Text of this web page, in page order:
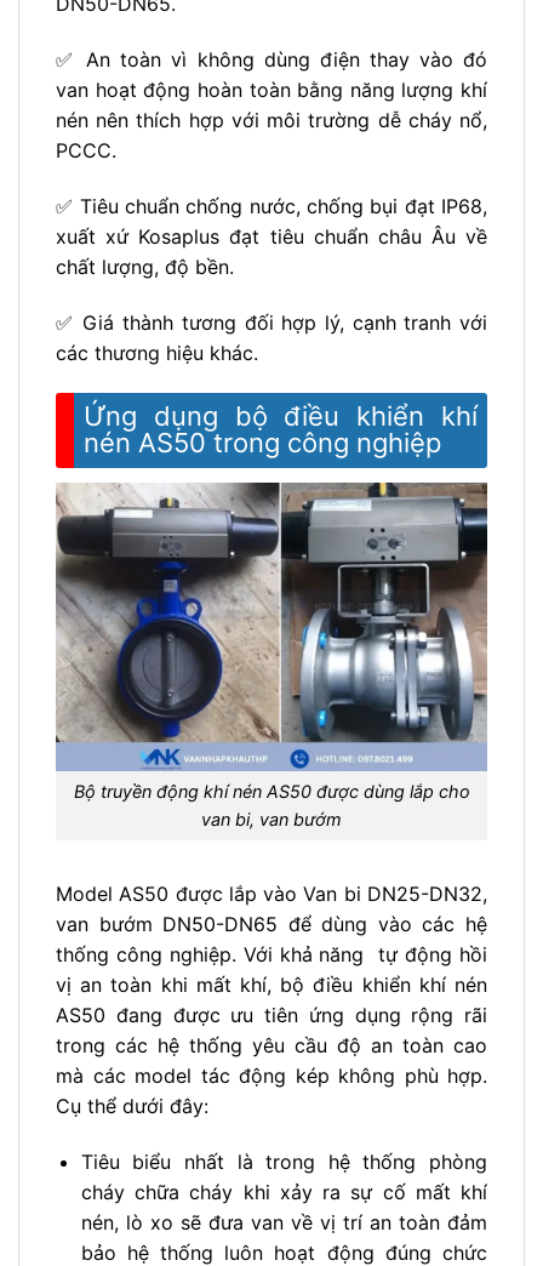
✅ An toàn vì không dùng điện thay vào đó
van hoạt động hoàn toàn bằng năng lượng khí
nén nên thích hợp với môi trường dễ cháy nổ,
PCCC.
✅ Tiêu chuẩn chống nước, chống bụi đạt IP68,
xuất xứ Kosaplus đạt tiêu chuẩn châu Âu về
chất lượng, độ bền.
✅ Giá thành tương đối hợp lý, cạnh tranh với
các thương hiệu khác.
Ứng dụng bộ điều khiển khí
nén AS50 trong công nghiệp
Bộ truyền động khí nén AS50 được dùng lắp cho
van bi, van bướm
Model AS50 được lắp vào Van bi DN25-DN32,
van bướm DN50-DN65 để dùng vào các hệ
thống công nghiệp. Với khả năng
tự động hồi
vị an toàn khi mất khí, bộ điều khiển khí nén
AS50 đang được ưu tiên ứng dụng rộng rãi
trong các hệ thống yêu cầu độ an toàn cao
mà các model tác động kép không phù hợp.
Cụ thể dưới đây:
Tiêu biểu nhất là trong hệ thống phòng
cháy chữa cháy khi xảy ra sự cố mất khí
nén, lò xo sẽ đưa van về vị trí an toàn đảm
bảo hệ thống luôn hoạt động đúng chức